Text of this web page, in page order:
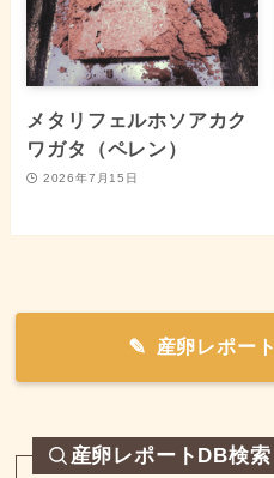
メタリフェルホソアカク
ワガタ（ペレン）
2026年7月15日
産卵レポー
産卵レポートDB検索